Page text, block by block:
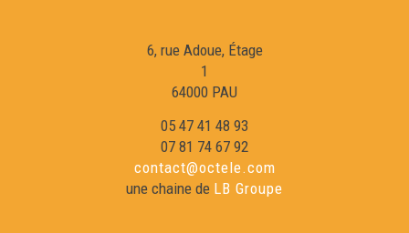
6, rue Adoue, Étage
1
64000 PAU
05 47 41 48 93
07 81 74 67 92
contact@octele.com
une chaine de LB Groupe